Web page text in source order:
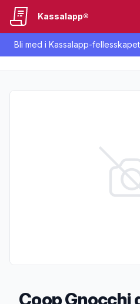
Bli med i Kassalapp-
Kassalapp®
Coop Gnocchi